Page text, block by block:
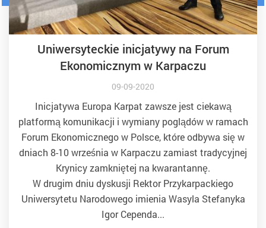
Uniwersyteckie inicjatywy na Forum
Ekonomicznym w Karpaczu
09-09-2020
Inicjatywa Europa Karpat zawsze jest ciekawą
platformą komunikacji i wymiany poglądów w ramach
Forum Ekonomicznego w Polsce, które odbywa się w
dniach 8-10 września w Karpaczu zamiast tradycyjnej
Krynicy zamkniętej na kwarantannę.
W drugim dniu dyskusji Rektor Przykarpackiego
Uniwersytetu Narodowego imienia Wasyla Stefanyka
Igor Cependa...